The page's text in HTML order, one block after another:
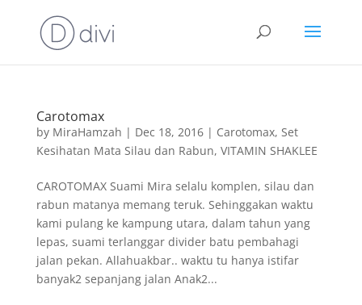
Carotomax
by MiraHamzah | Dec 18, 2016| Carotomax, Set
Kesihatan Mata Silau dan Rabun, VITAMIN SHAKLEE
CAROTOMAX Suami Mira selalu komplen, silau dan
rabun matanya memang teruk. Sehinggakan waktu
kami pulang ke kampung utara, dalam tahun yang
lepas, suami terlanggar divider batu pembahagi
jalan pekan. Allahuakbar.. waktu tu hanya istifar
banyak2 sepanjang jalan Anak2...